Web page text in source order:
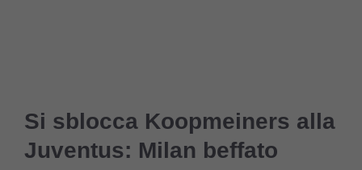
Si sblocca Koopmeiners alla
Juventus: Milan beffato